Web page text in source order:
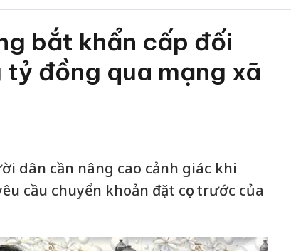
bắt khẩn cấp đối
đồng qua mạng xã
dân cần nâng cao cảnh giác khi
cầu chuyển khoản đặt cọc trước của